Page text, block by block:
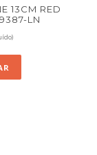
13CM RED
LN